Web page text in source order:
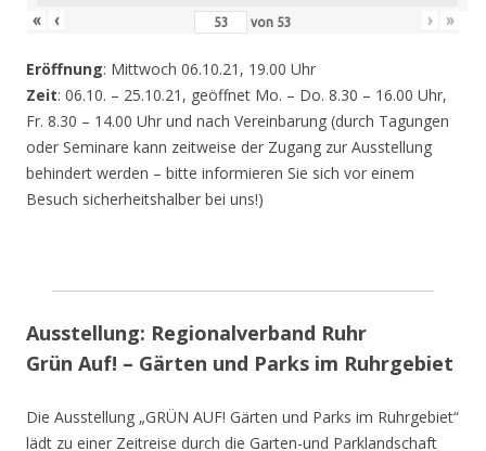
« ‹ von 53 › »
Eröffnung: Mittwoch 06.10.21, 19.00 Uhr
Zeit: 06.10. – 25.10.21, geöffnet Mo. – Do. 8.30 – 16.00 Uhr,
Fr. 8.30 – 14.00 Uhr und nach Vereinbarung (durch Tagungen
oder Seminare kann zeitweise der Zugang zur Ausstellung
behindert werden – bitte informieren Sie sich vor einem
Besuch sicherheitshalber bei uns!)
Ausstellung: Regionalverband Ruhr
Grün Auf! – Gärten und Parks im Ruhrgebiet
Die Ausstellung „GRÜN AUF! Gärten und Parks im Ruhrgebiet“
lädt zu einer Zeitreise durch die Garten-und Parklandschaft